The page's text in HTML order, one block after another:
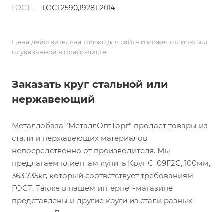
ГОСТ — ГОСТ2590,19281-2014
Цена действительна только для сайта и может отличаться
от указанной в прайс-листе
Заказать круг стальной или
нержавеющий
Металлобаза "МеталлОптТорг" продает товары из
стали и нержавеющих материалов
непосредственно от производителя. Мы
предлагаем клиентам купить Круг Ст09Г2С, 100мм,
363.735кг, который соответствует требованиям
ГОСТ. Также в нашем интернет-магазине
представлены и другие круги из стали разных